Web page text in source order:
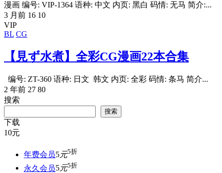
漫画 编号: VIP-1364 语种: 中文 内页: 黑白 码情: 无马 简介:...
3 月前 16 10
VIP
BL CG
【見ず水煮】全彩CG漫画22本合集
编号: ZT-360 语种: 日文 韩文 内页: 全彩 码情: 条马 简介...
2 年前 27 80
搜索
搜索
下载
10元
年费会员5元5折
永久会员5元5折